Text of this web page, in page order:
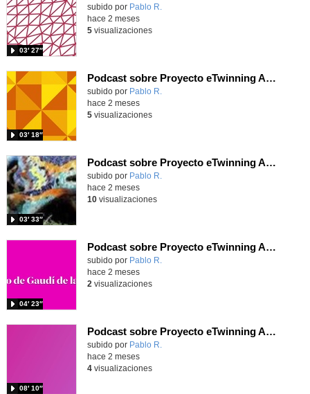
Contenido educativo.
subido por Pablo R.
03′ 27″
hace 2 meses
5visualizaciones
Podcast sobre Proyecto eTwinning Antoni Gaudí nº 5 (en castellano)
Contenido educativo.
subido por Pablo R.
03′ 18″
hace 2 meses
5visualizaciones
Podcast sobre Proyecto eTwinning Antoni Gaudí nº 4 (en castellano)
Contenido educativo.
subido por Pablo R.
03′ 33″
hace 2 meses
10visualizaciones
Podcast sobre Proyecto eTwinning Antoni Gaudí nº 3 (en castellano)
Contenido educativo.
subido por Pablo R.
04′ 23″
hace 2 meses
2 visualizaciones
Podcast sobre Proyecto eTwinning Antoni Gaudí nº 2 (en castellano)
Contenido educativo.
subido por Pablo R.
08′ 10″
hace 2 meses
4visualizaciones